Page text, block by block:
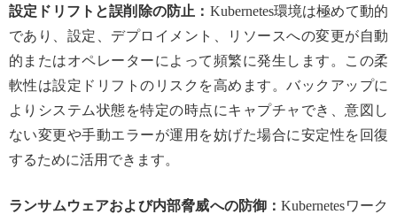
設定ドリフトと誤削除の防止： Kubernetes環境は極めて動的
であり、設定、デプロイメント、リソースへの変更が自動
的またはオペレーターによって頻繁に発生します。この柔
軟性は設定ドリフトのリスクを高めます。バックアップに
よりシステム状態を特定の時点にキャプチャでき、意図し
ない変更や手動エラーが運用を妨げた場合に安定性を回復
するために活用できます。
ランサムウェアおよび内部脅威への防御：Kubernetesワーク